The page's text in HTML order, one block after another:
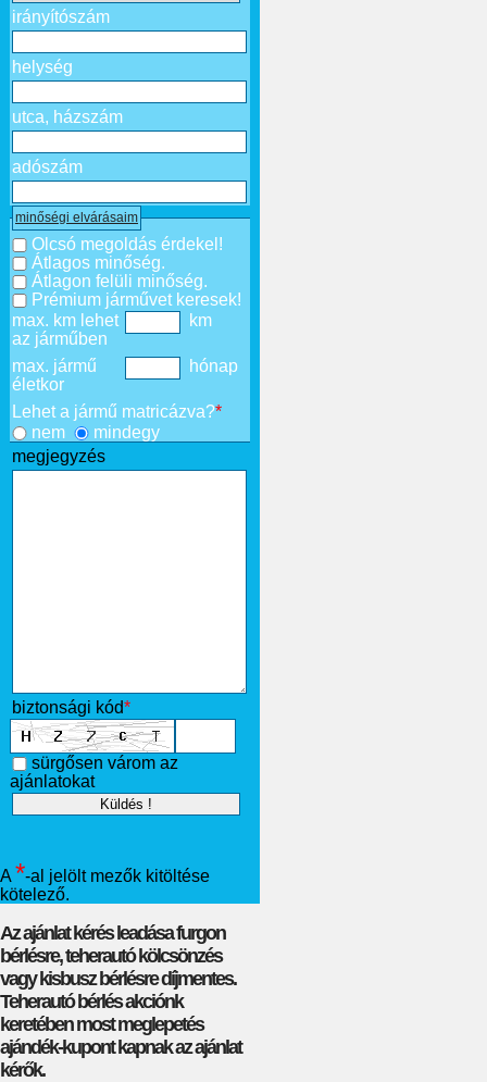
irányítószám
helység
utca, házszám
adószám
minőségi elvárásaim
Olcsó megoldás érdekel!
Átlagos minőség.
Átlagon felüli minőség.
Prémium járművet keresek!
max. km lehet
az járműben
km
max. jármű
életkor
hónap
Lehet a jármű matricázva?*
nem
mindegy
megjegyzés
biztonsági kód*
sürgősen várom az
ajánlatokat
A *-al jelölt mezők kitöltése
kötelező.
Az ajánlat kérés leadása furgon
bérlésre, teherautó kölcsönzés
vagy kisbusz bérlésre díjmentes.
Teherautó bérlés akciónk
keretében most meglepetés
ajándék-kupont kapnak az ajánlat
kérők.